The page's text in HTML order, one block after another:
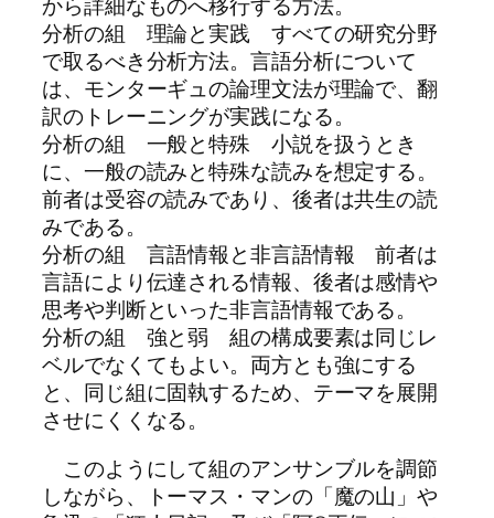
から詳細なものへ移行する方法。
分析の組 理論と実践 すべての研究分野
で取るべき分析方法。言語分析について
は、モンターギュの論理文法が理論で、翻
訳のトレーニングが実践になる。
分析の組 一般と特殊 小説を扱うとき
に、一般の読みと特殊な読みを想定する。
前者は受容の読みであり、後者は共生の読
みである。
分析の組 言語情報と非言語情報 前者は
言語により伝達される情報、後者は感情や
思考や判断といった非言語情報である。
分析の組 強と弱 組の構成要素は同じレ
ベルでなくてもよい。両方とも強にする
と、同じ組に固執するため、テーマを展開
させにくくなる。
このようにして組のアンサンブルを調節
しながら、トーマス・マンの「魔の山」や